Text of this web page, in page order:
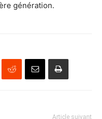
génération.
Article suivant